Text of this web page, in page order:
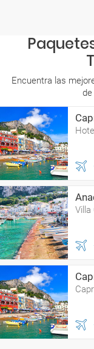
Encuentra las
de
Villa